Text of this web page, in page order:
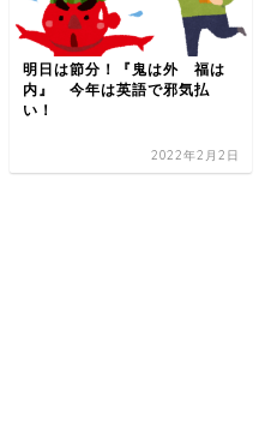
明日は節分！『鬼は外 福は
内』 今年は英語で邪気払
い！
2022年2月2日